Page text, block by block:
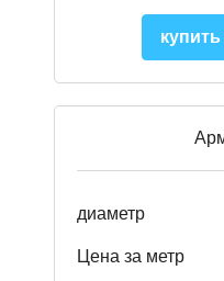
диаметр
Цена за метр